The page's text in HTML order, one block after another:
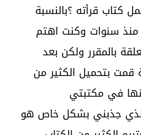
كتاب قرأته ؟بالنسبة
منذ سنوات وكنت اهتم
بالمقرر ولكن بعد
قمت بتحميل الكثير من
في مكتبتي
الذي جذبني بشكل خاص هو